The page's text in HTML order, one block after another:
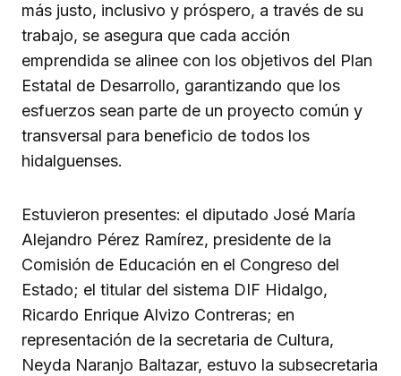
más justo, inclusivo y próspero, a través de su
trabajo, se asegura que cada acción
emprendida se alinee con los objetivos del Plan
Estatal de Desarrollo, garantizando que los
esfuerzos sean parte de un proyecto común y
transversal para beneficio de todos los
hidalguenses.
Estuvieron presentes: el diputado José María
Alejandro Pérez Ramírez, presidente de la
Comisión de Educación en el Congreso del
Estado; el titular del sistema DIF Hidalgo,
Ricardo Enrique Alvizo Contreras; en
representación de la secretaria de Cultura,
Neyda Naranjo Baltazar, estuvo la subsecretaria